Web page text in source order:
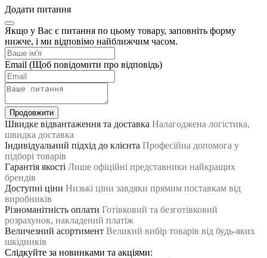
Додати питання
Якщо у Вас є питання по цьому товару, заповніть форму
нижче, і ми відповімо найближчим часом.
Email (Щоб повідомити про відповідь)
Продовжити
Швидке відвантаження та доставка Налагоджена логістика,
швидка доставка
Індивідуальний підхід до клієнта Професійна допомога у
підборі товарів
Гарантія якості Лише офіційні представники найкращих
брендів
Доступні ціни Низькі ціни завдяки прямим поставкам від
виробників
Різноманітність оплати Готівковий та безготівковий
розрахунок, накладений платіж
Величезний асортимент Великий вибір товарів від будь-яких
шкідників
Слідкуйте за новинками та акціями: